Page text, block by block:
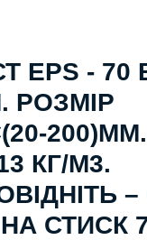
EPS - 70
РОЗМІР
200)ММ.
КГ/М3.
–
СТИСК